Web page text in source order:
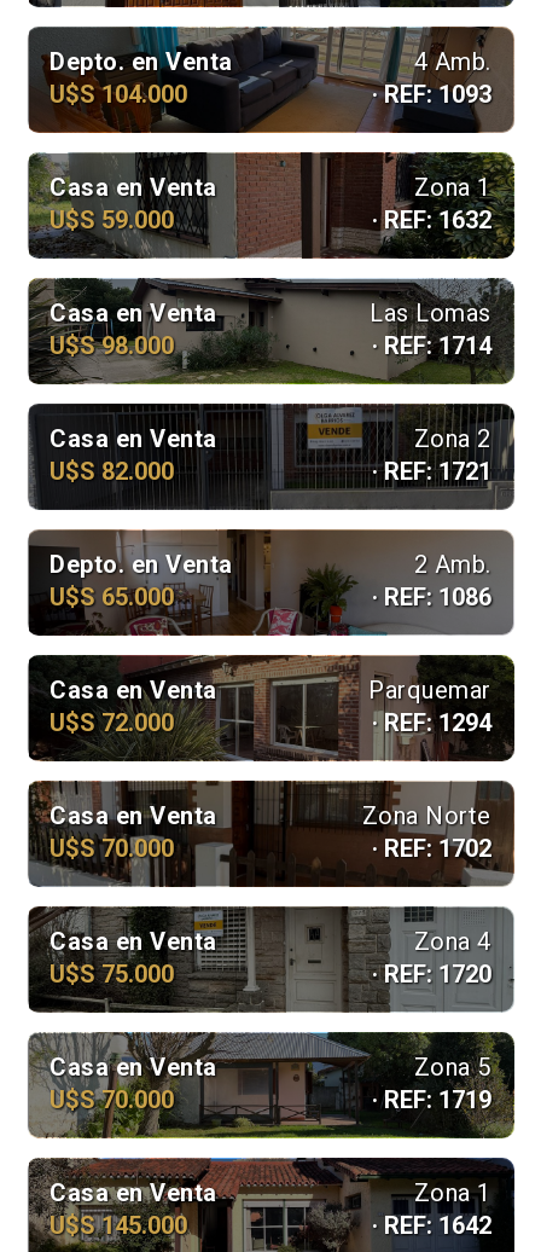
Depto. en Venta
4 Amb.
U$S 104.000
· REF: 1093
Casa en Venta
Zona 1
U$S 59.000
· REF: 1632
Casa en Venta
Las Lomas
U$S 98.000
· REF: 1714
Casa en Venta
Zona 2
U$S 82.000
· REF: 1721
Depto. en Venta
2 Amb.
U$S 65.000
· REF: 1086
Casa en Venta
Parquemar
U$S 72.000
· REF: 1294
Casa en Venta
Zona Norte
U$S 70.000
· REF: 1702
Casa en Venta
Zona 4
U$S 75.000
· REF: 1720
Casa en Venta
Zona 5
U$S 70.000
· REF: 1719
Casa en Venta
Zona 1
U$S 145.000
· REF: 1642